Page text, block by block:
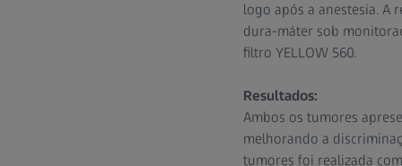
logo após a anestesia. A
dura-máter sob
filtro YELLOW 560.
Resultados:
Ambos os tumores
melhorando a
tumores foi realizada